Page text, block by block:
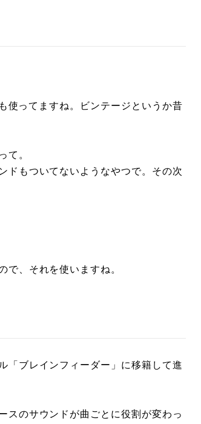
使ってますね。ビンテージというか昔
て。
ドもついてないようなやつで。その次
、それを使いますね。
「ブレインフィーダー」に移籍して進
スのサウンドが曲ごとに役割が変わっ